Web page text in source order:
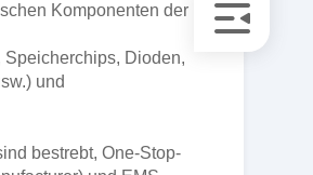
Komponenten der
Dioden,
und
bestrebt, One-Stop-